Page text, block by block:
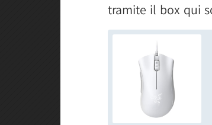
tramite il box qui